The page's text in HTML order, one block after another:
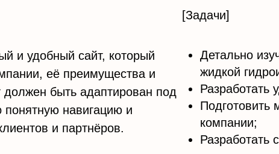
и удобный сайт, который
её преимущества и
быть адаптирован под
понятную навигацию и
и партнёров.
[Задачи]
Детально
жидкой
Разработать
Подготовить
компании;
Разработать